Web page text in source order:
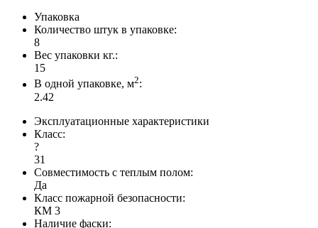
Упаковка
Количество штук в упаковке:
8
Вес упаковки кг.:
15
В одной упаковке, м2:
2.42
Эксплуатационные характеристики
Класс:
?
31
Совместимость с теплым полом:
Да
Класс пожарной безопасности:
КМ 3
Наличие фаски: